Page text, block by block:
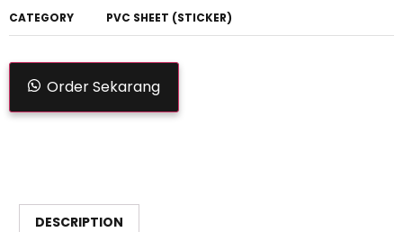
CATEGORY PVC SHEET (STICKER)
Order Sekarang
DESCRIPTION